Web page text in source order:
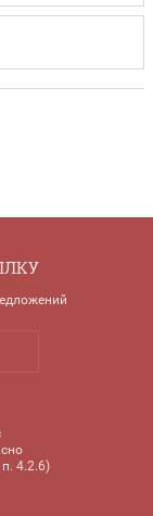
4.2.6)